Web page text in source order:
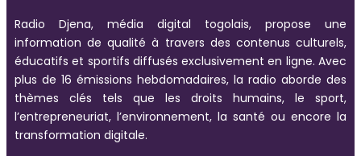
Radio Djena, média digital togolais, propose une
information de qualité à travers des contenus culturels,
éducatifs et sportifs diffusés exclusivement en ligne. Avec
plus de 16 émissions hebdomadaires, la radio aborde des
thèmes clés tels que les droits humains, le sport,
l’entrepreneuriat, l’environnement, la santé ou encore la
transformation digitale.